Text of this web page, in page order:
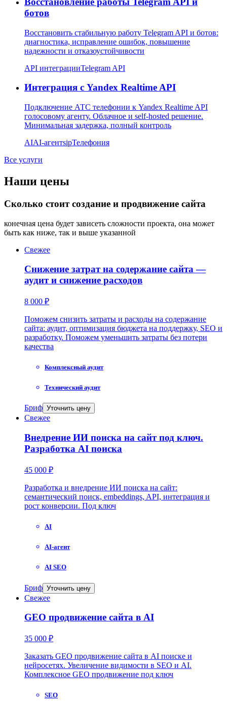
ботов
Восстановить стабильную работу Telegram API и ботов:
диагностика, исправление ошибок, повышение
надежности и отказоустойчивости
API интеграцииTelegram API
Интеграция с Yandex Realtime API
Подключение АТС телефонии к Yandex Realtime API
голосовому агенту. Облачное и self-hosted решение.
Минимальная задержка, полный контроль
AIAI-агентsipТелефония
Все услуги
Наши цены
Сколько стоит создание и продвижение сайта
конечная цена будет зависеть сложности проекта, она может
быть как ниже, так и выше указанной
Свежее
Снижение затрат на содержание сайта —
аудит и снижение расходов
8 000 ₽
Поможем снизить затраты и расходы на содержание
сайта: аудит, оптимизация бюджета на поддержку, SEO и
разработку. Поможем уменьшить затраты без потери
качества
Комплексный аудит
Технический аудит
Бриф Уточнить цену
Свежее
Внедрение ИИ поиска на сайт под ключ.
Разработка AI поиска
45 000 ₽
Разработка и внедрение ИИ поиска на сайт:
семантический поиск, embeddings, API, интеграция и
рост конверсии. Под ключ
AI
AI-агент
AI SEO
Бриф Уточнить цену
Свежее
GEO продвижение сайта в AI
35 000 ₽
Заказать GEO продвижение сайта в AI поиске и
нейросетях. Увеличение видимости в SEO и AI.
Комплексное GEO продвижение под ключ
SEO